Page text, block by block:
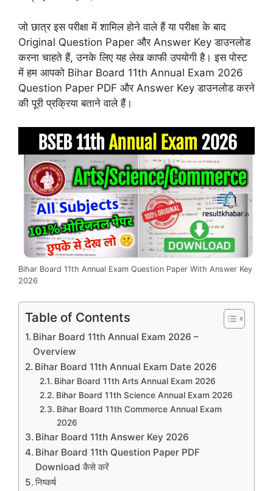
जो छात्र इस परीक्षा में शामिल होने वाले हैं या परीक्षा के बाद
Original Question Paper और Answer Key डाउनलोड
करना चाहते हैं, उनके लिए यह लेख काफी उपयोगी है। इस पोस्ट
में हम आपको Bihar Board 11th Annual Exam 2026
Question Paper PDF और Answer Key डाउनलोड करने
की पूरी प्रक्रिया बताने वाले हैं।
Bihar Board 11th Annual Exam Question Paper With Answer Key
2026
Table of Contents
Bihar Board 11th Annual Exam 2026 –
Overview
Bihar Board 11th Annual Exam Date 2026
Bihar Board 11th Arts Annual Exam 2026
Bihar Board 11th Science Annual Exam 2026
Bihar Board 11th Commerce Annual Exam
2026
Bihar Board 11th Answer Key 2026
Bihar Board 11th Question Paper PDF
Download कैसे करें
निष्कर्ष